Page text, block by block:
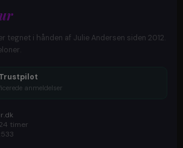
tegnet i hånden af Julie Andersen siden 2012.
anmeldelser
timer